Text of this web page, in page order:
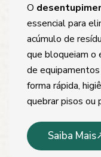
O
essencial para
acúmulo de
que bloqueiam o
de
forma rápida,
quebrar pisos ou
Saiba Mais